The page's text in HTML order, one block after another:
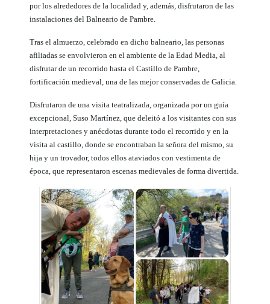
por los alrededores de la localidad y, además, disfrutaron de las
instalaciones del Balneario de Pambre.
Tras el almuerzo, celebrado en dicho balneario, las personas
afiliadas se envolvieron en el ambiente de la Edad Media, al
disfrutar de un recorrido hasta el Castillo de Pambre,
fortificación medieval, una de las mejor conservadas de Galicia.
Disfrutaron de una visita teatralizada, organizada por un guía
excepcional, Suso Martínez, que deleitó a los visitantes con sus
interpretaciones y anécdotas durante todo el recorrido y en la
visita al castillo, donde se encontraban la señora del mismo, su
hija y un trovador, todos ellos ataviados con vestimenta de
época, que representaron escenas medievales de forma divertida.